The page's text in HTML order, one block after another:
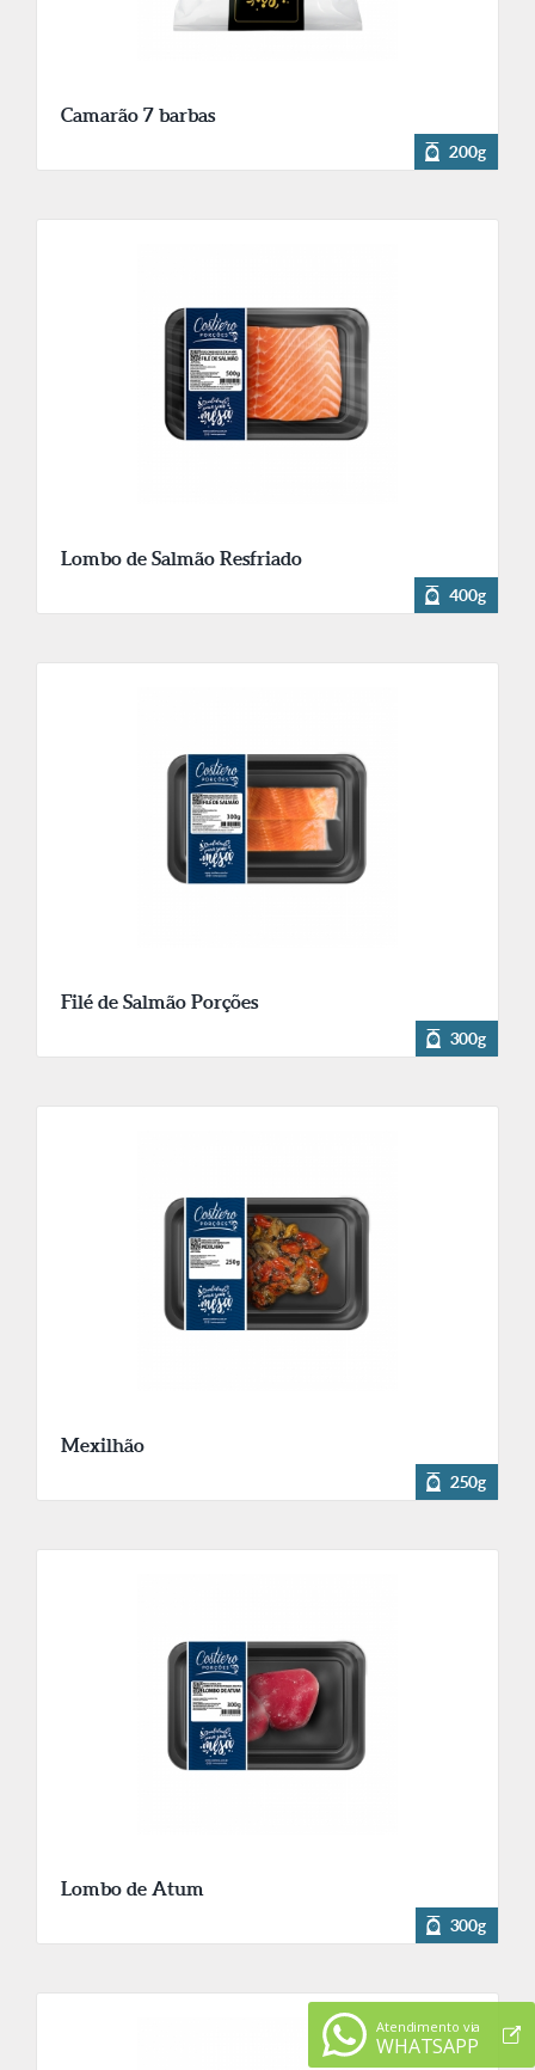
Camarão 7 barbas
200g
Lombo de Salmão Resfriado
400g
Filé de Salmão Porções
300g
Mexilhão
250g
Lombo de Atum
300g
Atendimento via
WHATSAPP